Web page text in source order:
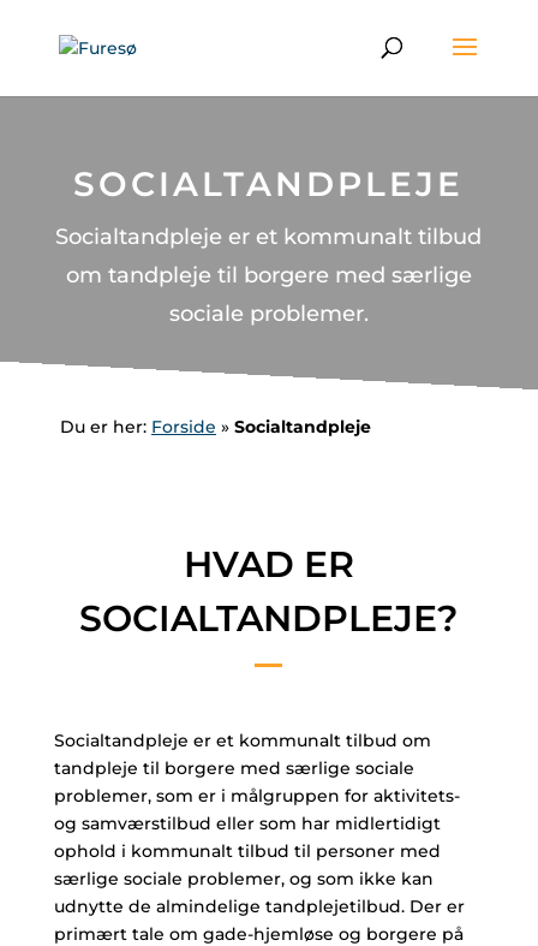
content
SOCIALTANDPLEJE
Socialtandpleje er et kommunalt tilbud
om tandpleje til borgere med særlige
sociale problemer.
Du er her: Forside » Socialtandpleje
HVAD ER
SOCIALTANDPLEJE?
Socialtandpleje er et kommunalt tilbud om
tandpleje til borgere med særlige sociale
problemer, som er i målgruppen for aktivitets-
og samværstilbud eller som har midlertidigt
ophold i kommunalt tilbud til personer med
særlige sociale problemer, og som ikke kan
udnytte de almindelige tandplejetilbud. Der er
primært tale om gade-hjemløse og borgere på